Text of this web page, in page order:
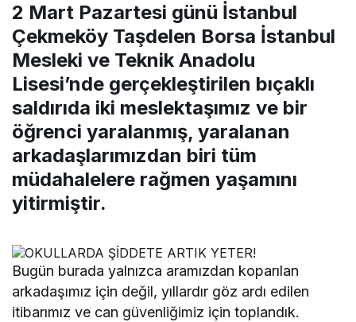
2 Mart Pazartesi günü İstanbul
Çekmeköy Taşdelen Borsa İstanbul
Mesleki ve Teknik Anadolu
Lisesi’nde gerçekleştirilen bıçaklı
saldırıda iki meslektaşımız ve bir
öğrenci yaralanmış, yaralanan
arkadaşlarımızdan biri tüm
müdahalelere rağmen yaşamını
yitirmiştir.
Bugün burada yalnızca aramızdan koparılan
arkadaşımız için değil, yıllardır göz ardı edilen
itibarımız ve can güvenliğimiz için toplandık.